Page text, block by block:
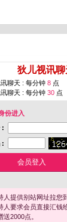
狄儿视讯
聊天 : 每分钟 8 点
聊天 : 每分钟 30 点
份进入
:
:
人提供别站网址拉您
人要求会员直接汇钱
送2000点。